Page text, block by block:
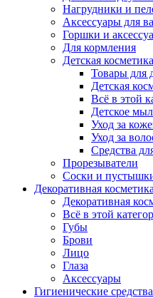
Нагрудники и
Аксессуары для
Горшки и
Для кормления
Детская косметика
Товары для
Детская
Всё в этой
Детское
Уход за
Уход за
Средства
Прорезыватели
Соски и
Декоративная косметика
Декоративная
Всё в этой
Губы
Брови
Лицо
Глаза
Аксессуары
Гигиенические средства